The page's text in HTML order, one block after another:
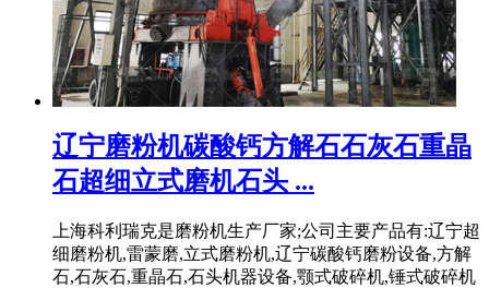
辽宁磨粉机碳酸钙方解石石灰石重晶
石超细立式磨机石头 ...
上海科利瑞克是磨粉机生产厂家;公司主要产品有:辽宁超
细磨粉机,雷蒙磨,立式磨粉机,辽宁碳酸钙磨粉设备,方解
石,石灰石,重晶石,石头机器设备,颚式破碎机,锤式破碎机